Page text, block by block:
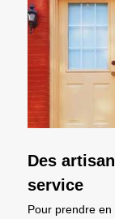
Des
service
Pour prendre